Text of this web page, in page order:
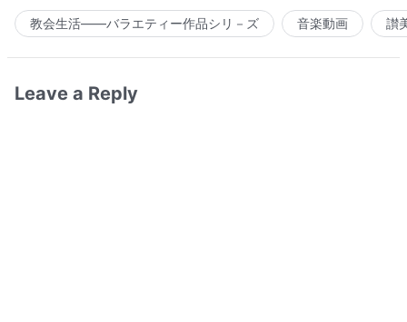
教会生活――バラエティー作品シリ－ズ 音楽動画 讃
Leave a Reply